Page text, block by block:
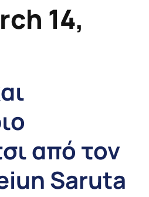
14,
από τον
Saruta